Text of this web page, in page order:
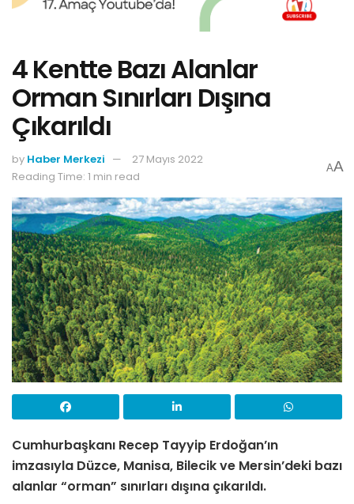
4 Kentte Bazı Alanlar
Orman Sınırları Dışına
Çıkarıldı
by Haber Merkezi
27 Mayıs 2022
Reading Time: 1 min read
AA
Cumhurbaşkanı Recep Tayyip Erdoğan’ın
imzasıyla Düzce, Manisa, Bilecik ve Mersin’deki bazı
alanlar “orman” sınırları dışına çıkarıldı.